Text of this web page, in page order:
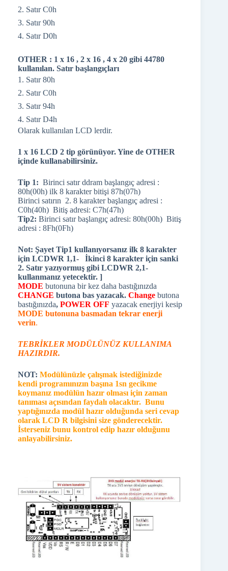
2. Satır C0h
3. Satır 90h
4. Satır D0h
OTHER : 1 x 16 , 2 x 16 , 4 x 20 gibi 44780
kullanılan. Satır başlangıçları
1. Satır 80h
2. Satır C0h
3. Satır 94h
4. Satır D4h
Olarak kullanılan LCD lerdir.
1 x 16 LCD 2 tip görünüyor. Yine de OTHER
içinde kullanabilirsiniz.
Tip 1: Birinci satır ddram başlangıç adresi :
80h(00h) ilk 8 karakter bitişi 87h(07h)
Birinci satırın 2. 8 karakter başlangıç adresi :
C0h(40h) Bitiş adresi: C7h(47h)
Tip2: Birinci satır başlangıç adresi: 80h(00h) Bitiş
adresi : 8Fh(0Fh)
Not: Şayet Tip1 kullanıyorsanız ilk 8 karakter
için LCDWR 1,1- İkinci 8 karakter için sanki
2. Satır yazıyormuş gibi LCDWR 2,1-
kullanmanız yetecektir. ]
MODE butonuna bir kez daha bastığınızda
CHANGE butona bas yazacak. Change butona
bastığınızda, POWER OFF yazacak enerjiyi kesip
MODE butonuna basmadan tekrar enerji
verin.
TEBRİKLER MODÜLÜNÜZ KULLANIMA
HAZIRDIR.
NOT: Modülünüzle çalışmak istediğinizde
kendi programınızın başına 1sn gecikme
koymanız modülün hazır olması için zaman
tanıması açısından faydalı olacaktır. Bunu
yaptığınızda modül hazır olduğunda seri cevap
olarak LCD R bilgisini size gönderecektir.
İsterseniz bunu kontrol edip hazır olduğunu
anlayabilirsiniz.